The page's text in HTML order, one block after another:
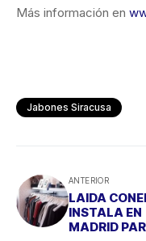
Más información en
Jabones Siracusa
ANTERIOR
LAIDA
INSTALA EN
MADRID